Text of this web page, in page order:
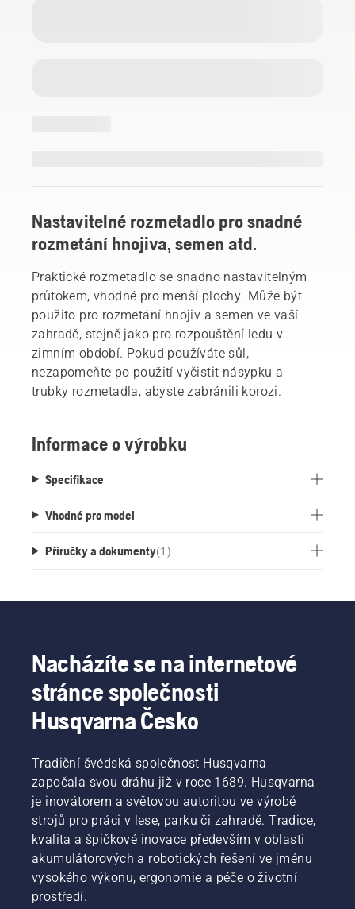
Nastavitelné rozmetadlo pro snadné
rozmetání hnojiva, semen atd.
Praktické rozmetadlo se snadno nastavitelným
průtokem, vhodné pro menší plochy. Může být
použito pro rozmetání hnojiv a semen ve vaší
zahradě, stejně jako pro rozpouštění ledu v
zimním období. Pokud používáte sůl,
nezapomeňte po použití vyčistit násypku a
trubky rozmetadla, abyste zabránili korozi.
Informace o výrobku
Specifikace
Vhodné pro model
Příručky a dokumenty(1 )
Nacházíte se na internetové
stránce společnosti
Husqvarna Česko
Tradiční švédská společnost Husqvarna
započala svou dráhu již v roce 1689. Husqvarna
je inovátorem a světovou autoritou ve výrobě
strojů pro práci v lese, parku či zahradě. Tradice,
kvalita a špičkové inovace především v oblasti
akumulátorových a robotických řešení ve jménu
vysokého výkonu, ergonomie a péče o životní
prostředí.